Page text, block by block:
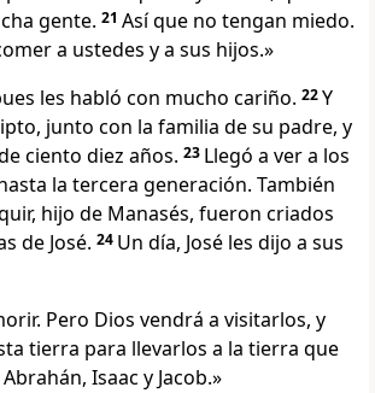
gente. 21 Así que no tengan miedo.
a ustedes y a sus hijos.»
les habló con mucho cariño. 22Y
junto con la familia de su padre, y
ciento diez años. 23 Llegó a ver a los
la tercera generación. También
hijo de Manasés, fueron criados
de José. 24 Un día, José les dijo a sus
Pero Dios vendrá a visitarlos, y
tierra para llevarlos a la tierra que
Isaac y Jacob.»